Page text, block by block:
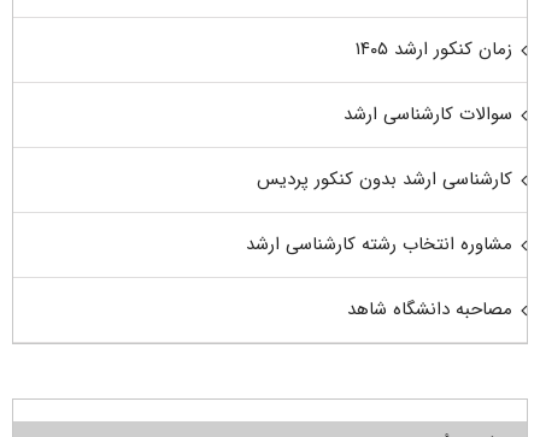
زمان کنکور ارشد ۱۴۰۵
سوالات کارشناسی ارشد
کارشناسی ارشد بدون کنکور پردیس
مشاوره انتخاب رشته کارشناسی ارشد
مصاحبه دانشگاه شاهد